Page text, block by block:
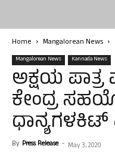
Home Mangalorean News
Mangalorean News Kannada News
ಅಕ್ಷಯ ಪಾತ್ರ
ಕೇಂದ್ರ
By Press Release - May 3, 2020